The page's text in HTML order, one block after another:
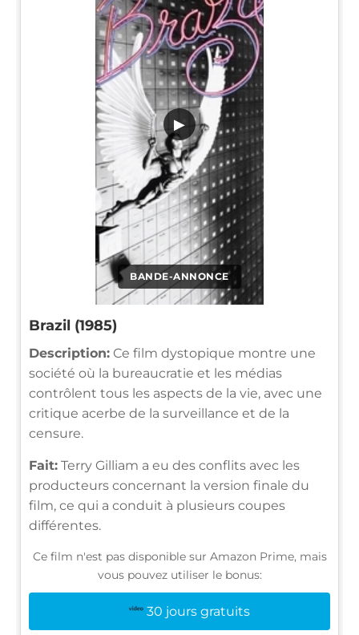
BANDE-ANNONCE
▶
Brazil (1985)
Description: Ce film dystopique montre une
société où la bureaucratie et les médias
contrôlent tous les aspects de la vie, avec une
critique acerbe de la surveillance et de la
censure.
Fait: Terry Gilliam a eu des conflits avec les
producteurs concernant la version finale du
film, ce qui a conduit à plusieurs coupes
différentes.
Ce film n'est pas disponible sur Amazon Prime, mais
vous pouvez utiliser le bonus:
30 jours gratuits